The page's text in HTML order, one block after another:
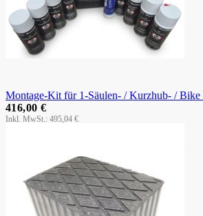
Montage-Kit für 1-Säulen- / Kurzhub- / Bike
495,04 €
416,00 €